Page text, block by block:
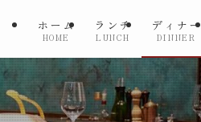
ホーム
HOME
ランチ
LUNCH
ディナー
DINNER